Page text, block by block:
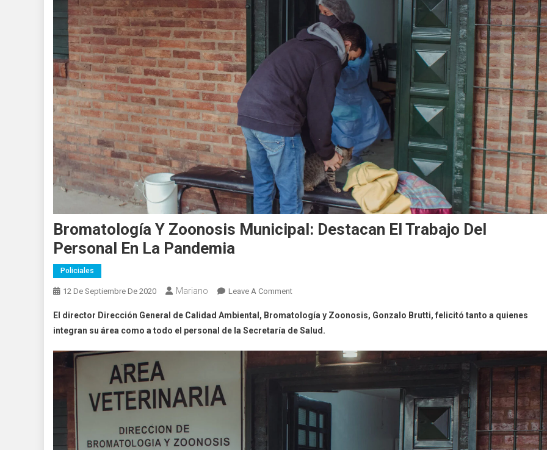
Bromatología Y Zoonosis Municipal: Destacan El Trabajo Del
Personal En La Pandemia
Policiales
12 De Septiembre De 2020 Mariano Leave A CommentOn
Y
Zoonosis
Destacan
El
Personal
En
La
El director Dirección General de Calidad Ambiental, Bromatología y Zoonosis, Gonzalo Brutti, felicitó tanto a quienes
integran su área como a todo el personal de la Secretaría de Salud.